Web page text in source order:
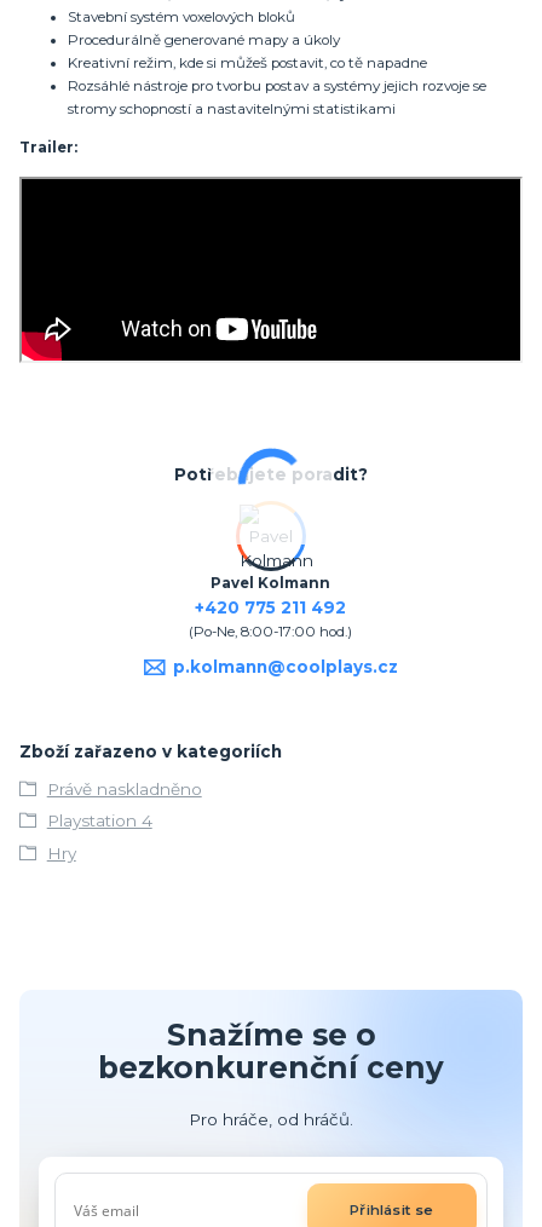
Stavební systém voxelových bloků
Procedurálně generované mapy a úkoly
Kreativní režim, kde si můžeš postavit, co tě napadne
Rozsáhlé nástroje pro tvorbu postav a systémy jejich rozvoje se
stromy schopností a nastavitelnými statistikami
Trailer:
Potřebujete poradit?
Pavel Kolmann
+420 775 211 492
(Po-Ne, 8:00-17:00 hod.)
p.kolmann@coolplays.cz
Zboží zařazeno v kategoriích
Právě naskladněno
Playstation 4
Hry
Snažíme se o
bezkonkurenční ceny
Pro hráče, od hráčů.
Přihlásit se